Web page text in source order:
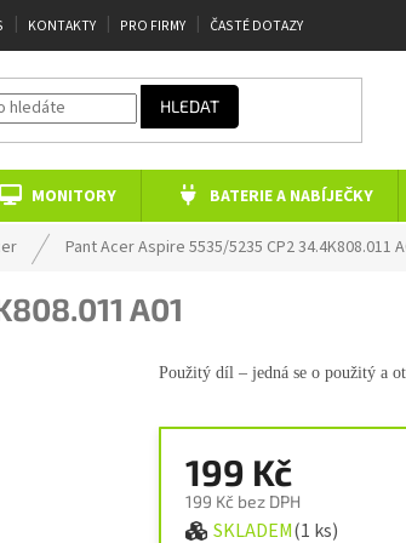
KONTAKTY PRO FIRMY ČASTÉ DOTAZY
HLEDAT
MONITORY BATERIE A NABÍJEČKY
Pant Acer Aspire 5535/5235 CP2 34.4K808.011
A01
199 Kč
199 Kč bez DPH
Měrná cena:
SKLADEM(1 ks)
Použitý díl – jedná se o použitý a